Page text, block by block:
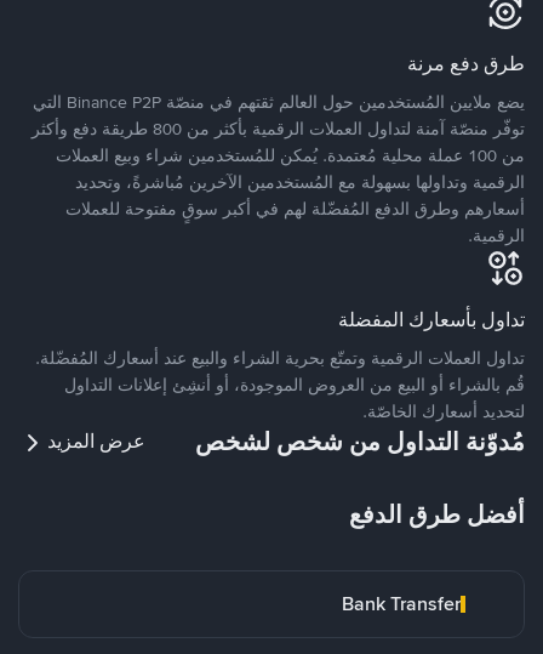
طرق دفع مرنة
يضع ملايين المُستخدمين حول العالم ثقتهم في منصّة Binance P2P التي
توفّر منصّة آمنة لتداول العملات الرقمية بأكثر من 800 طريقة دفع وأكثر
من 100 عملة محلية مُعتمدة. يُمكن للمُستخدمين شراء وبيع العملات
الرقمية وتداولها بسهولة مع المُستخدمين الآخرين مُباشرةً، وتحديد
أسعارهم وطرق الدفع المُفضّلة لهم في أكبر سوقٍ مفتوحة للعملات
الرقمية.
تداول بأسعارك المفضلة
تداول العملات الرقمية وتمتّع بحرية الشراء والبيع عند أسعارك المُفضّلة.
قُم بالشراء أو البيع من العروض الموجودة، أو أنشِئ إعلانات التداول
لتحديد أسعارك الخاصّة.
مُدوّنة التداول من شخص لشخص عرض المزيد
أفضل طرق الدفع
Bank Transfer